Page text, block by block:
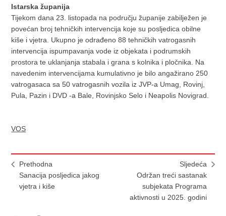
Istarska županija
Tijekom dana 23. listopada na području županije zabilježen je
povećan broj tehničkih intervencija koje su posljedica obilne
kiše i vjetra. Ukupno je odrađeno 88 tehničkih vatrogasnih
intervencija ispumpavanja vode iz objekata i podrumskih
prostora te uklanjanja stabala i grana s kolnika i pločnika. Na
navedenim intervencijama kumulativno je bilo angažirano 250
vatrogasaca sa 50 vatrogasnih vozila iz JVP-a Umag, Rovinj,
Pula, Pazin i DVD -a Bale, Rovinjsko Selo i Neapolis Novigrad.
VOS
Prethodna
Sanacija posljedica jakog
vjetra i kiše
Sljedeća
Održan treći sastanak
subjekata Programa
aktivnosti u 2025. godini